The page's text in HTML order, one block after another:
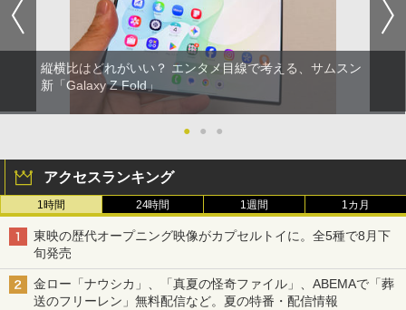
縦横比はどれがいい？ エンタメ目線で考える、サムスン
新「Galaxy Z Fold」
● ● ●
アクセスランキング
1時間 24時間 1週間 1カ月
東映の歴代オープニング映像がカプセルトイに。全5種で8月下
旬発売
金ロー「ナウシカ」、「真夏の怪奇ファイル」、ABEMAで「葬
送のフリーレン」無料配信など。夏の特番・配信情報